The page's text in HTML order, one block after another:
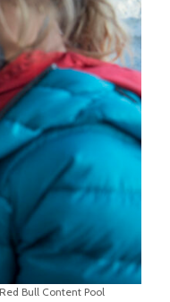
Bull Content Pool